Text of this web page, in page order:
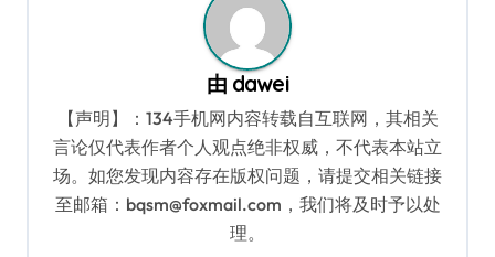
由 dawei
【声明】：134手机网内容转载自互联网，其相关
言论仅代表作者个人观点绝非权威，不代表本站立
场。如您发现内容存在版权问题，请提交相关链接
至邮箱：bqsm@foxmail.com，我们将及时予以处
理。